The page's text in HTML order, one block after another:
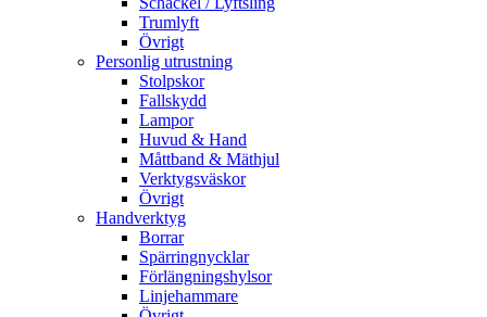
Trumlyft
Övrigt
Personlig utrustning
Stolpskor
Fallskydd
Lampor
Huvud & Hand
Måttband & Mäthjul
Verktygsväskor
Övrigt
Handverktyg
Borrar
Spärringnycklar
Förlängningshylsor
Linjehammare